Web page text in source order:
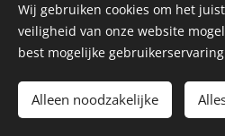
Wij gebruiken cookies om het
veiligheid van onze website
best mogelijke
Alleen noodzakelijke